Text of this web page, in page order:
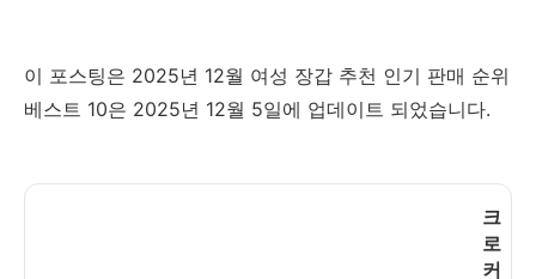
이 포스팅은 2025년 12월 여성 장갑 추천 인기 판매 순위
베스트 10은 2025년 12월 5일에 업데이트 되었습니다.
크
로
커